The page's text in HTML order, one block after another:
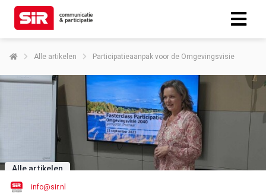
Alle artikelen Participatieaanpak voor de Omgevingsvisie
Alle artikelen
info@sir.nl